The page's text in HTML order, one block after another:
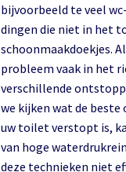
bijvoorbeeld te veel
dingen die niet in het
schoonmaakdoekjes.
probleem vaak in het
verschillende
we kijken wat de beste
uw toilet verstopt is,
van hoge
deze technieken niet